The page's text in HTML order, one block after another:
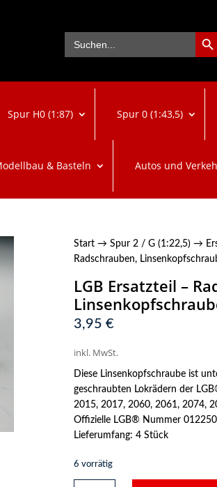
Search
for:
Search
Spur H0 (1:87) Spur 0 (1:43,5)
& Basteln Autos und
Start→ Spur 2 / G (1:22,5)→
Radschrauben,
LGB Ersatzteil –
3,95 €
inkl. MwSt.
Diese Linsenkopfschraube ist
geschraubten Lokrädern der
2015, 2017, 2060, 2061, 2074,
Offizielle LGB® Nummer
Lieferumfang: 4 Stück
6 vorrätig